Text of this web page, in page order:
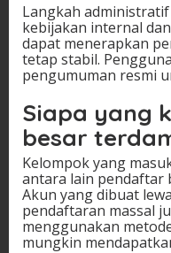
Langkah
kebijakan internal
dapat menerapkan
tetap stabil.
pengumuman resmi
Siapa yang
besar
Kelompok yang
antara lain pendaftar
Akun yang dibuat
pendaftaran massal
menggunakan
mungkin